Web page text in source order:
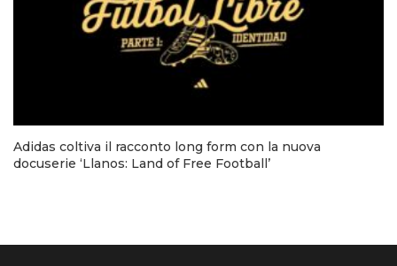
Adidas coltiva il racconto long form con la nuova
docuserie ‘Llanos: Land of Free Football’